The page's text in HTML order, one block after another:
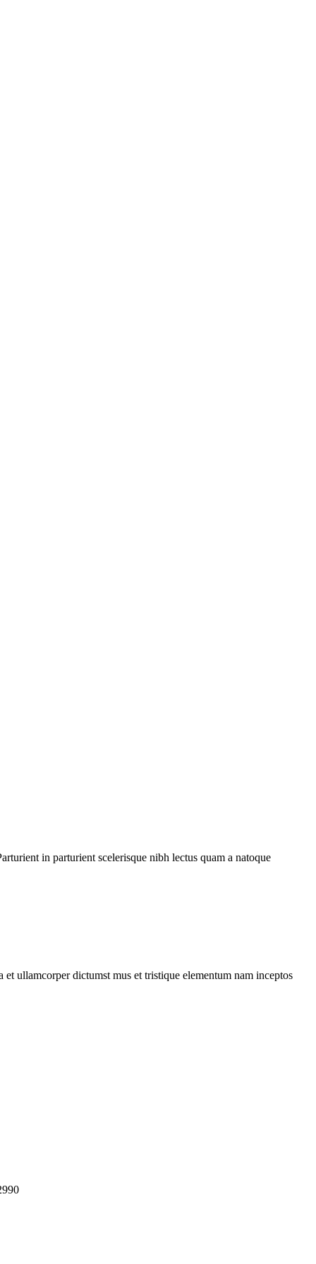
in parturient scelerisque nibh lectus quam a natoque
ullamcorper dictumst mus et tristique elementum nam inceptos